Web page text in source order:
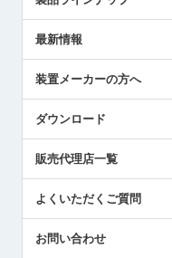
ごあいさつ
受賞履歴
採用情報
国/地域/言語
ツールセッタ製品
エアマイクロセンサ製品
最新情報
メトロールの技術
社員ブログ
中小企業のBCP地震対策
センサのテクニカルガイド
社長ブログ
装置メーカーの方へ
ダウンロード
販売代理店一覧
よくいただくご質問
お問い合わせ